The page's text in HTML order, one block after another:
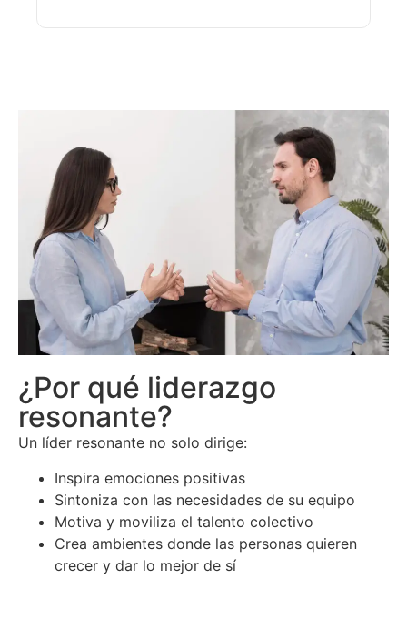
¿Por qué liderazgo
resonante?
Un líder resonante no solo dirige:
Inspira emociones positivas
Sintoniza con las necesidades de su equipo
Motiva y moviliza el talento colectivo
Crea ambientes donde las personas quieren
crecer y dar lo mejor de sí